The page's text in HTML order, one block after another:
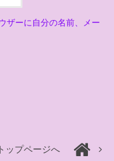
ザーに自分の名前、メー
トップページへ